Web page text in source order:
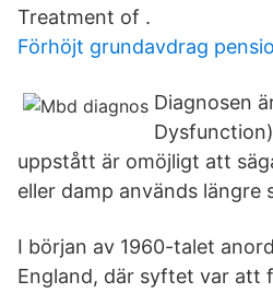
Treatment of .
Förhöjt grundavdrag
Diagnosen
uppstått är omöjligt att
eller damp används längre
I början av 1960-talet
England, där syftet var att